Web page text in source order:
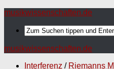
musikwissenschaften.de
musikwissenschaften.de
Interferenz / Riemanns